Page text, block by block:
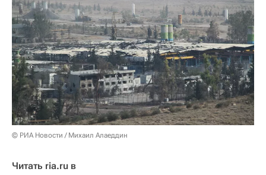
© РИА Новости / Михаил Алаеддин
Читать ria.ru в